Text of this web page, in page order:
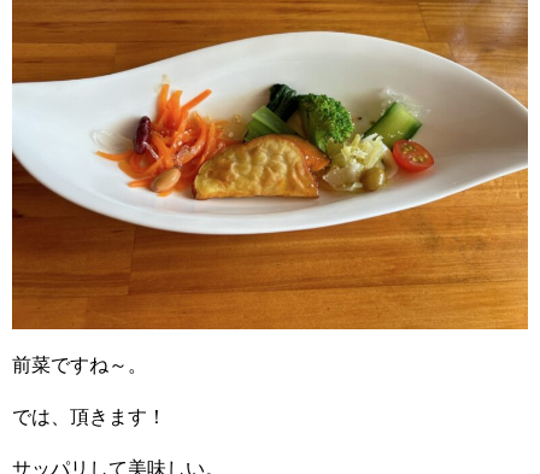
前菜ですね～。
では、頂きます！
サッパリして美味しい。